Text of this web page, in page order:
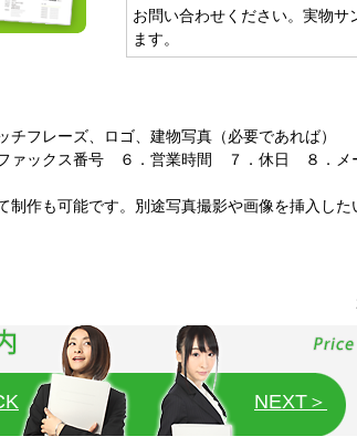
お問い合わせください。実物サ
ます。
チフレーズ、ロゴ、建物写真（必要であれば）
ァックス番号 ６．営業時間 ７．休日 ８．メ
作も可能です。別途写真撮影や画像を挿入した
NEXT＞